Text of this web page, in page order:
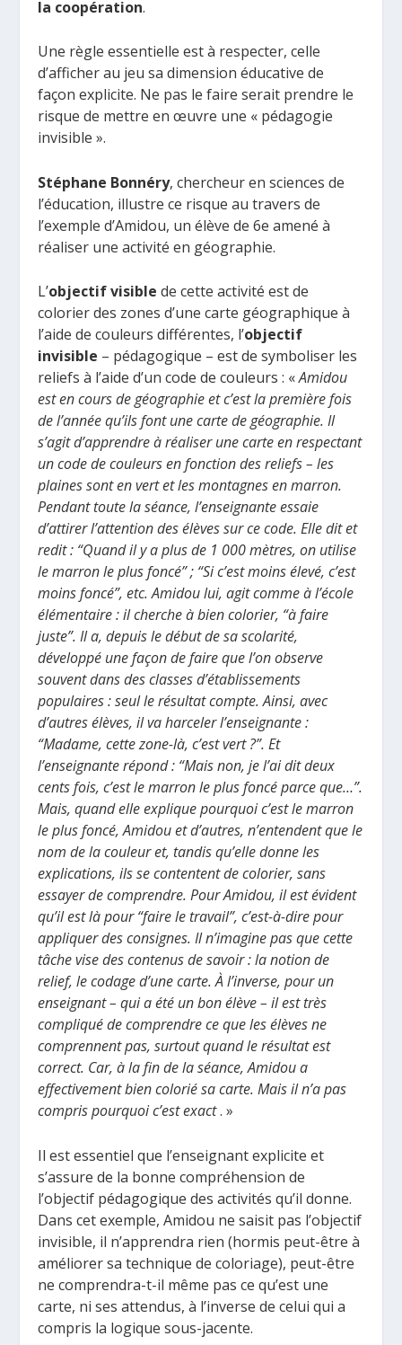
la coopération.
Une règle essentielle est à respecter, celle
d’afficher au jeu sa dimension éducative de
façon explicite. Ne pas le faire serait prendre le
risque de mettre en œuvre une « pédagogie
invisible ».
Stéphane Bonnéry, chercheur en sciences de
l’éducation, illustre ce risque au travers de
l’exemple d’Amidou, un élève de 6e amené à
réaliser une activité en géographie.
L’objectif visible de cette activité est de
colorier des zones d’une carte géographique à
l’aide de couleurs différentes, l’objectif
invisible – pédagogique – est de symboliser les
reliefs à l’aide d’un code de couleurs : «Amidou
est en cours de géographie et c’est la première fois
de l’année qu’ils font une carte de géographie. Il
s’agit d’apprendre à réaliser une carte en respectant
un code de couleurs en fonction des reliefs – les
plaines sont en vert et les montagnes en marron.
Pendant toute la séance, l’enseignante essaie
d’attirer l’attention des élèves sur ce code. Elle dit et
redit : “Quand il y a plus de 1 000 mètres, on utilise
le marron le plus foncé” ; “Si c’est moins élevé, c’est
moins foncé”, etc. Amidou lui, agit comme à l’école
élémentaire : il cherche à bien colorier, “à faire
juste”. Il a, depuis le début de sa scolarité,
développé une façon de faire que l’on observe
souvent dans des classes d’établissements
populaires : seul le résultat compte. Ainsi, avec
d’autres élèves, il va harceler l’enseignante :
“Madame, cette zone-là, c’est vert ?”. Et
l’enseignante répond : “Mais non, je l’ai dit deux
cents fois, c’est le marron le plus foncé parce que…”.
Mais, quand elle explique pourquoi c’est le marron
le plus foncé, Amidou et d’autres, n’entendent que le
nom de la couleur et, tandis qu’elle donne les
explications, ils se contentent de colorier, sans
essayer de comprendre. Pour Amidou, il est évident
qu’il est là pour “faire le travail”, c’est-à-dire pour
appliquer des consignes. Il n’imagine pas que cette
tâche vise des contenus de savoir : la notion de
relief, le codage d’une carte. À l’inverse, pour un
enseignant – qui a été un bon élève – il est très
compliqué de comprendre ce que les élèves ne
comprennent pas, surtout quand le résultat est
correct. Car, à la fin de la séance, Amidou a
effectivement bien colorié sa carte. Mais il n’a pas
compris pourquoi c’est exact. »
Il est essentiel que l’enseignant explicite et
s’assure de la bonne compréhension de
l’objectif pédagogique des activités qu’il donne.
Dans cet exemple, Amidou ne saisit pas l’objectif
invisible, il n’apprendra rien (hormis peut-être à
améliorer sa technique de coloriage), peut-être
ne comprendra-t-il même pas ce qu’est une
carte, ni ses attendus, à l’inverse de celui qui a
compris la logique sous-jacente.